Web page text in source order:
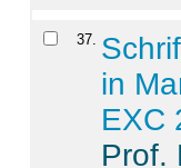
37.
in
EXC
Prof.